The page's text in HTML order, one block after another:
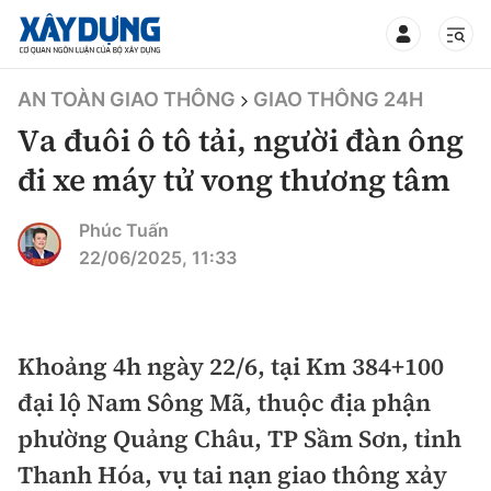
TIN BỘ XÂY DỰNG
CHUYÊN MỤC
Thời sự
Chính trị
Xã hội
Xây dựng
Chỉ đạo điều hành
Giao thông
AN TOÀN GIAO THÔNG GIAO THÔNG 24H
Va đuôi ô tô tải, người đàn ông
đi xe máy tử vong thương tâm
Phúc Tuấn
22/06/2025, 11:33
Khoảng 4h ngày 22/6, tại Km 384+100
đại lộ Nam Sông Mã, thuộc địa phận
phường Quảng Châu, TP Sầm Sơn, tỉnh
Thanh Hóa, vụ tai nạn giao thông xảy